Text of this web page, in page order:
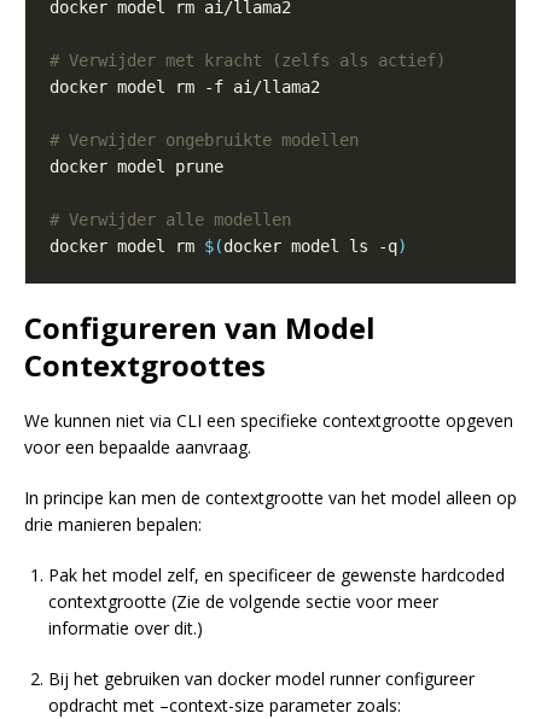
# Verwijder met kracht (zelfs als actief)
# Verwijder ongebruikte modellen
# Verwijder alle modellen
docker model rm $(docker model ls -q)
Configureren van Model
Contextgroottes
We kunnen niet via CLI een specifieke contextgrootte opgeven
voor een bepaalde aanvraag.
In principe kan men de contextgrootte van het model alleen op
drie manieren bepalen:
Pak het model zelf, en specificeer de gewenste hardcoded
contextgrootte (Zie de volgende sectie voor meer
informatie over dit.)
Bij het gebruiken van docker model runner configureer
opdracht met –context-size parameter zoals: